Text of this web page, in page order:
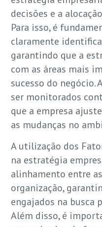
decisões e a
Para isso, é
claramente
garantindo que a
com as áreas mais
sucesso do negócio.
ser monitorados
que a empresa
as mudanças no
A utilização dos
na estratégia
alinhamento entre
organização,
engajados na busca
Além disso, é